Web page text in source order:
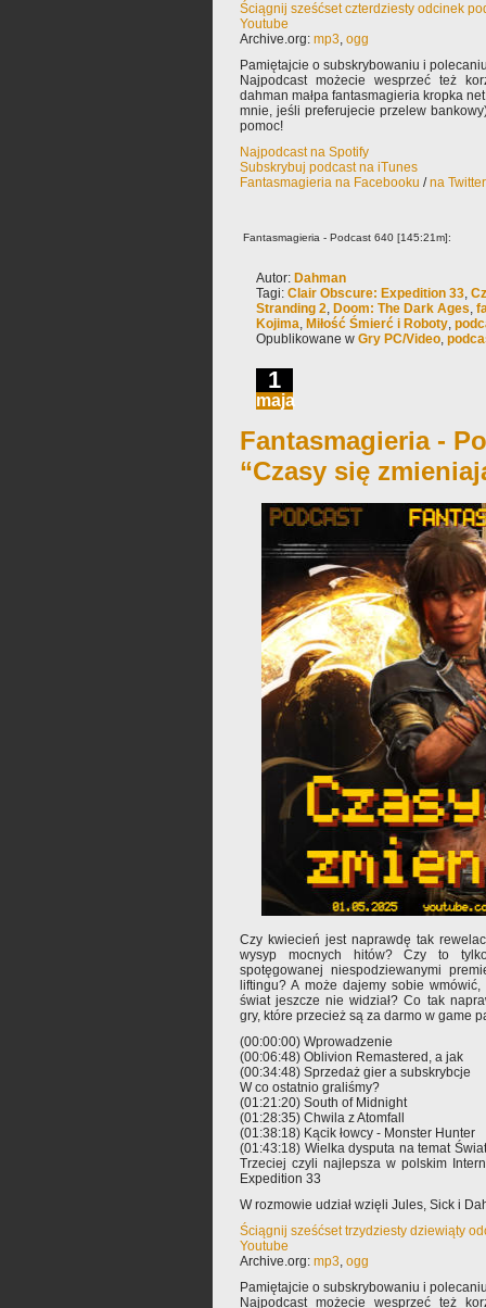
Ściągnij sześćset czterdziesty odcinek
Youtube
Archive.org: mp3, ogg
Pamiętajcie o subskrybowaniu i
Najpodcast możecie wesprzeć też
dahman małpa fantasmagieria kropka
mnie, jeśli preferujecie przelew
pomoc!
Najpodcast na Spotify
Subskrybuj podcast na iTunes
Fantasmagieria na Facebooku /na
Fantasmagieria - Podcast 640 [145:21m]:
Autor: Dahman
Tagi: Clair Obscure: Expedition 33,
Stranding 2, Doom: The Dark Ages,
Kojima, Miłość Śmierć i Roboty,
Opublikowane w Gry PC/Video,
1
maja
Fantasmagieria -
“Czasy się
Czy kwiecień jest naprawdę tak
wysyp mocnych hitów? Czy to
spotęgowanej niespodziewanymi
liftingu? A może dajemy sobie
świat jeszcze nie widział? Co tak
gry, które przecież są za darmo w game
(00:00:00) Wprowadzenie
(00:06:48) Oblivion Remastered, a jak
(00:34:48) Sprzedaż gier a subskrybcje
W co ostatnio graliśmy?
(01:21:20) South of Midnight
(01:28:35) Chwila z Atomfall
(01:38:18) Kącik łowcy - Monster Hunter
(01:43:18) Wielka dysputa na temat
Trzeciej czyli najlepsza w polskim
Expedition 33
W rozmowie udział wzięli Jules, Sick i
Ściągnij sześćset trzydziesty dziewiąty
Youtube
Archive.org: mp3, ogg
Pamiętajcie o subskrybowaniu i
Najpodcast możecie wesprzeć też